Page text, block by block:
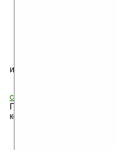
Когда состоится
известно, но известно,
Оцените новость
странице
Поддержите Ладошки
коммерческой